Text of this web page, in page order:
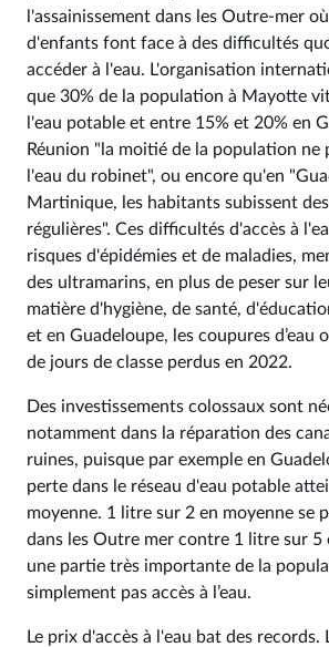
l'assainissement dans les Outre-mer
d'enfants font face à des difficultés
accéder à l'eau. L'organisation
que 30% de la population à Mayotte
l'eau potable et entre 15% et 20% en
Réunion "la moitié de la population ne
l'eau du robinet", ou encore qu'en
Martinique, les habitants subissent
régulières". Ces difficultés d'accès à
risques d'épidémies et de maladies,
des ultramarins, en plus de peser sur
matière d'hygiène, de santé,
et en Guadeloupe, les coupures d’eau
de jours de classe perdus en 2022.
Des investissements colossaux sont
notamment dans la réparation des
ruines, puisque par exemple en
perte dans le réseau d'eau potable
moyenne. 1 litre sur 2 en moyenne se
dans les Outre mer contre 1 litre sur 5
une partie très importante de la
simplement pas accès à l’eau.
Le prix d'accès à l'eau bat des records.